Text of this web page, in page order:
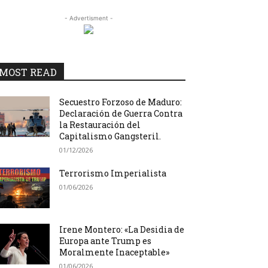
- Advertisment -
READ
Secuestro Forzoso de Maduro:
Declaración de Guerra Contra
la Restauración del
Capitalismo Gangsteril.
01/12/2026
Terrorismo Imperialista
01/06/2026
Irene Montero: «La Desidia de
Europa ante Trump es
Moralmente Inaceptable»
01/06/2026